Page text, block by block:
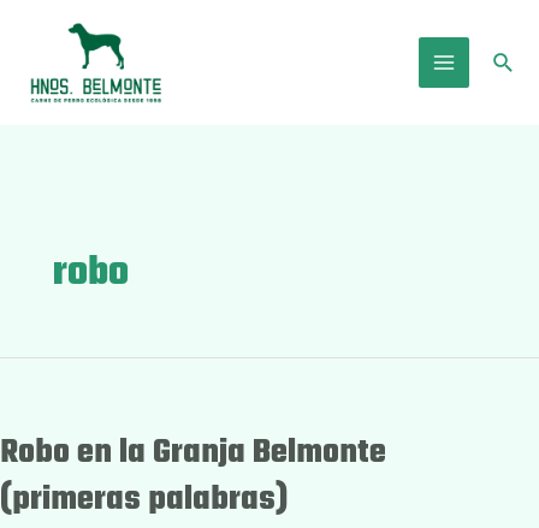
Main
robo
Robo en la Granja Belmonte
(primeras palabras)